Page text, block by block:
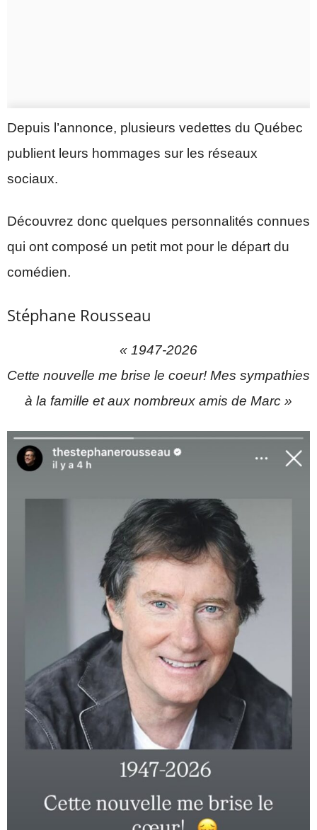
Depuis l’annonce, plusieurs vedettes du Québec
publient leurs hommages sur les réseaux
sociaux.
Découvrez donc quelques personnalités connues
qui ont composé un petit mot pour le départ du
comédien.
Stéphane Rousseau
« 1947-2026
Cette nouvelle me brise le coeur! Mes sympathies
à la famille et aux nombreux amis de Marc »